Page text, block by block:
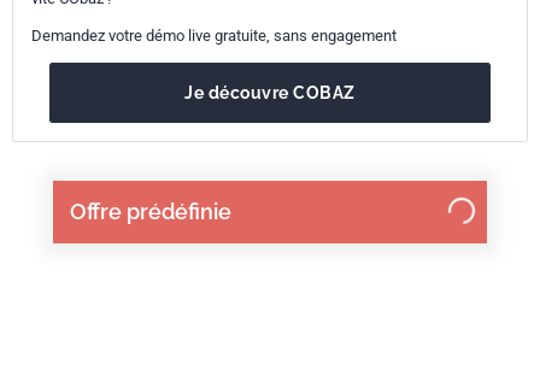
Offre prédéfinie
Demandez votre démo live gratuite, sans engagement
Je découvre COBAZ